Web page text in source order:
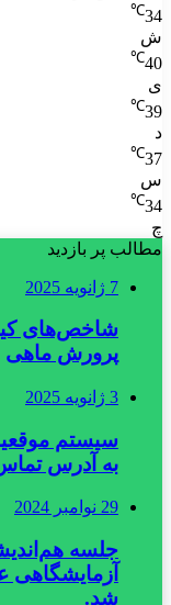
34
℃
ش
40
℃
ی
39
℃
د
37
℃
س
34
℃
چ
مطالب پر بازدید
7 ژانویه 2025
شاخص‌های
پرورش ماهی
3 ژانویه 2025
سیستم
به آدرس
29 نوامبر 2024
جلسه
آزمایشگاهی
شد.